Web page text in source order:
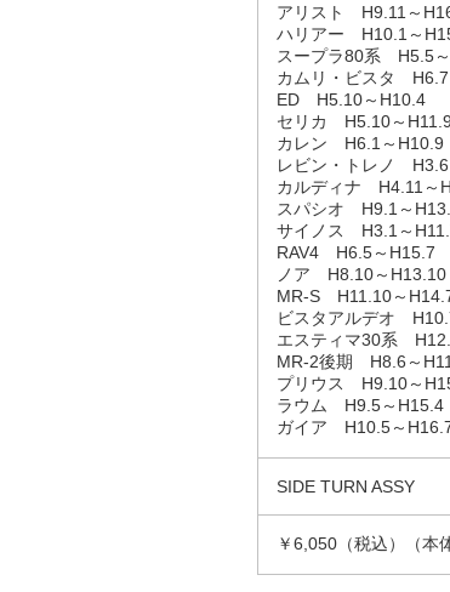
アリスト H9.11～
ハリアー H10.1～
スープラ80系 H5.5
カムリ・ビスタ H6.7
ED H5.10～H10.4
セリカ H5.10～H11.9
カレン H6.1～H10.9
レビン・トレノ H3.6
カルディナ H4.11～
スパシオ H9.1～
サイノス H3.1～
RAV4 H6.5～H15.7
ノア H8.10～H13.10
MR-S H11.10～
ビスタアルデオ
エスティマ30系
MR-2後期 H8.6～
プリウス H9.10～
ラウム H9.5～H15.4
ガイア H10.5～
SIDE TURN ASSY
￥6,050（税込）（本